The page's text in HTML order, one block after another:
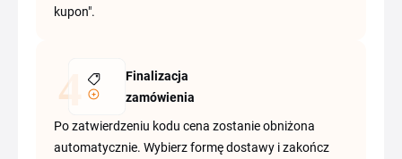
kupon".
Finalizacja
zamówienia
Po zatwierdzeniu kodu cena zostanie obniżona
automatycznie. Wybierz formę dostawy i zakończ